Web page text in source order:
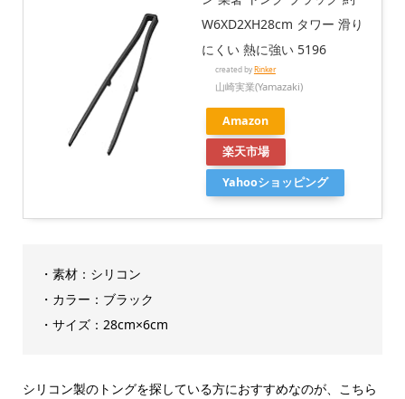
W6XD2XH28cm タワー 滑り
にくい 熱に強い 5196
created byRinker
山崎実業(Yamazaki)
Amazon
楽天市場
Yahooショッピング
・素材：シリコン
・カラー：ブラック
・サイズ：‎28cm×6cm
シリコン製のトングを探している方におすすめなのが、こちら